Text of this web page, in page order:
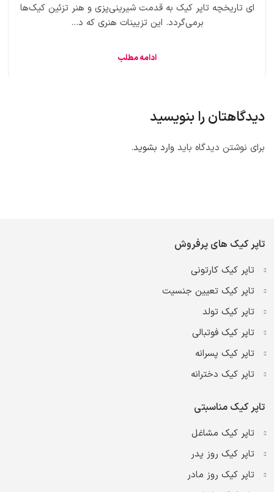
ای تاریخچه تاپر کیک به قدمت شیرینی‌پزی و هنر تزئین کیک‌ها
برمی‌گردد. این تزیینات هنری که د...
ادامه مطلب
دیدگاهتان را بنویسید
برای نوشتن دیدگاه باید وارد بشوید.
تاپر کیک های پرفروش
تاپر کیک کارتونی
تاپر کیک تعیین جنسیت
تاپر کیک تولد
تاپر کیک فوتبالی
تاپر کیک پسرانه
تاپر کیک دخترانه
تاپر کیک مناسبتی
تاپر کیک مشاغل
تاپر کیک روز پدر
تاپر کیک روز مادر